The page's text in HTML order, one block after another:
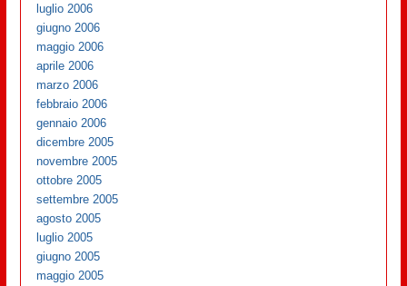
luglio 2006
giugno 2006
maggio 2006
aprile 2006
marzo 2006
febbraio 2006
gennaio 2006
dicembre 2005
novembre 2005
ottobre 2005
settembre 2005
agosto 2005
luglio 2005
giugno 2005
maggio 2005